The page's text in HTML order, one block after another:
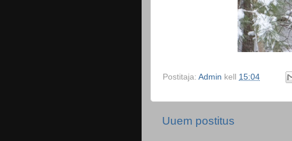
Postitaja: Admin kell 15:04
Uuem postitus